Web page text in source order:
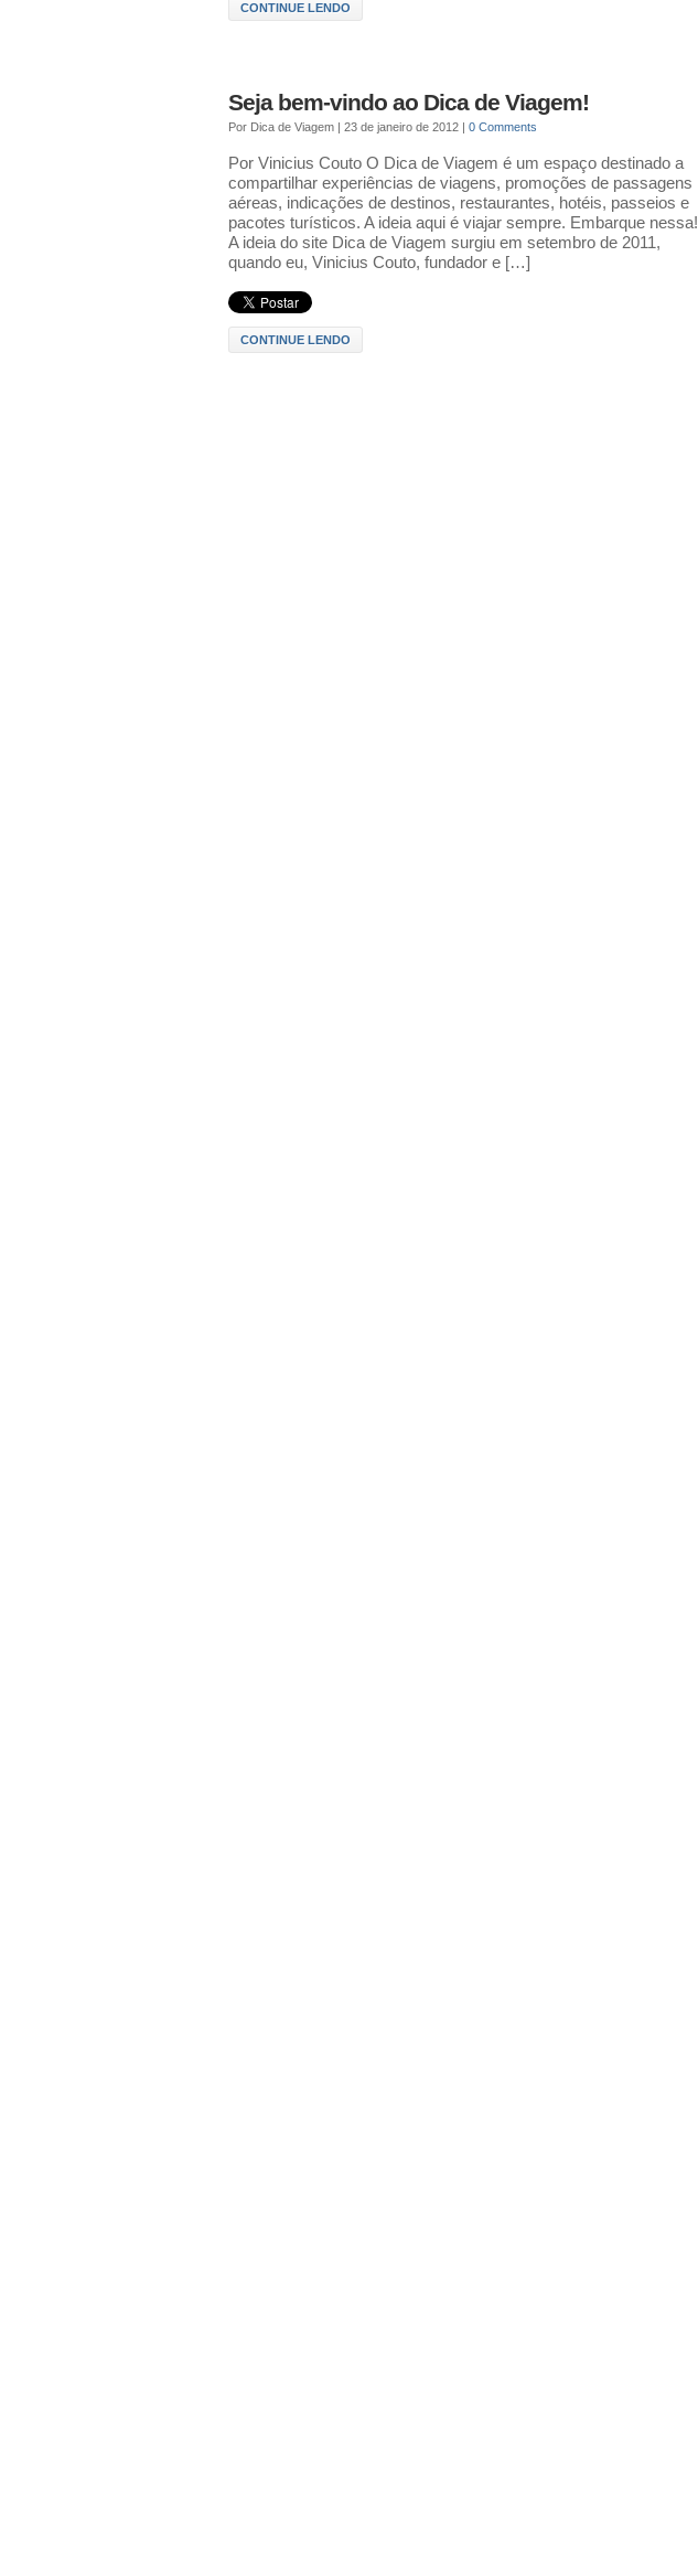
CONTINUE LENDO
Seja bem-vindo ao Dica de Viagem!
Por Dica de Viagem | 23 de janeiro de 2012 | 0 Comments
Por Vinicius Couto O Dica de Viagem é um espaço destinado a
compartilhar experiências de viagens, promoções de passagens
aéreas, indicações de destinos, restaurantes, hotéis, passeios e
pacotes turísticos. A ideia aqui é viajar sempre. Embarque nessa!
A ideia do site Dica de Viagem surgiu em setembro de 2011,
quando eu, Vinicius Couto, fundador e […]
CONTINUE LENDO